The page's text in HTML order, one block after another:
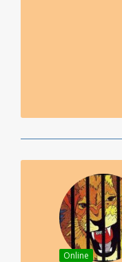
Online